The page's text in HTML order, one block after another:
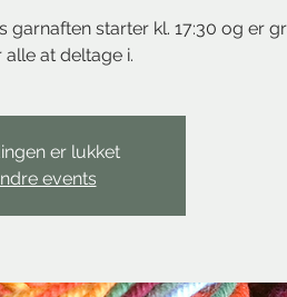
garnaften starter kl. 17:30 og er
at deltage i.
er lukket
events